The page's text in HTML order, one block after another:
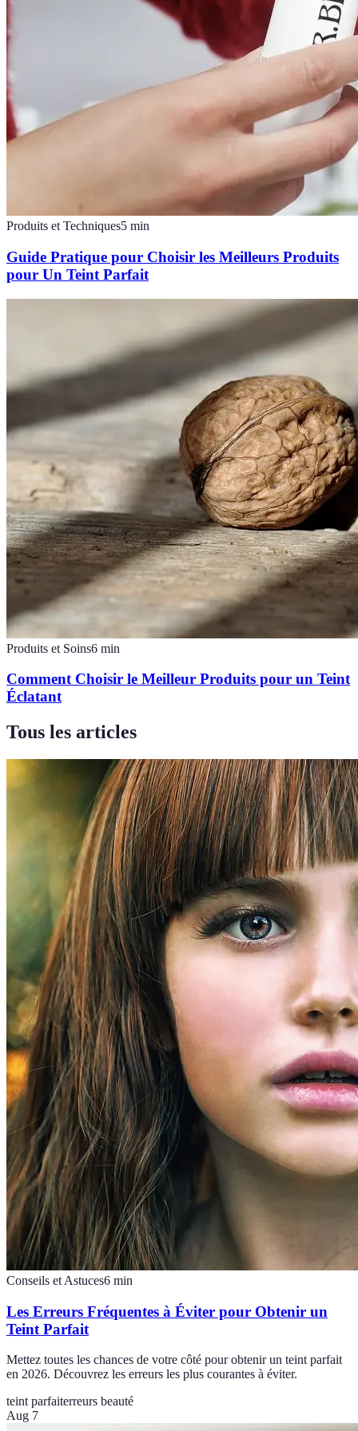
Produits et Techniques5 min
Guide Pratique pour Choisir les Meilleurs Produits
pour Un Teint Parfait
Produits et Soins6 min
Comment Choisir le Meilleur Produits pour un Teint
Éclatant
Tous les articles
Conseils et Astuces6 min
Les Erreurs Fréquentes à Éviter pour Obtenir un
Teint Parfait
Mettez toutes les chances de votre côté pour obtenir un teint parfait
en 2026. Découvrez les erreurs les plus courantes à éviter.
teint parfaiterreurs beauté
Aug 7